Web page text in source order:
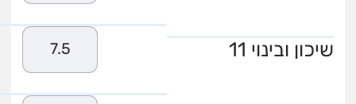
שיכון ובינוי 11 7.5